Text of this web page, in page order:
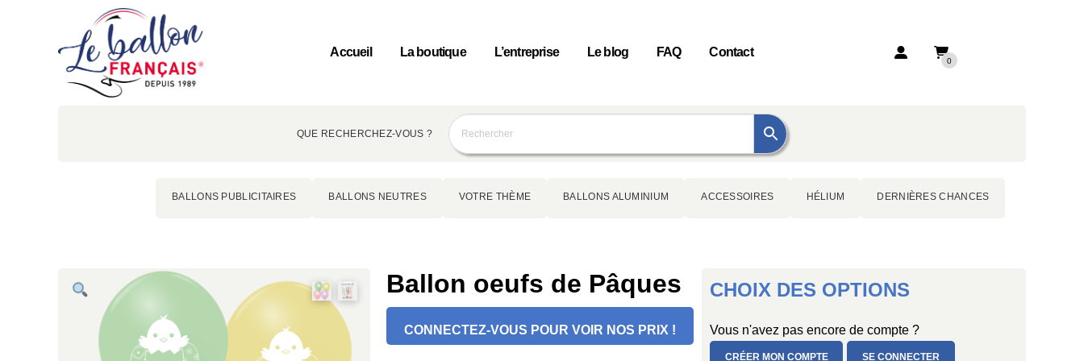
Accueil La boutique L’entreprise Le blog FAQ Contact
0
QUE RECHERCHEZ-VOUS ?
BALLONS PUBLICITAIRES BALLONS NEUTRES VOTRE THÈME BALLONS ALUMINIUM ACCESSOIRES HÉLIUM DERNIÈRES CHANCES
Ballon oeufs de Pâques
CONNECTEZ-VOUS POUR VOIR NOS PRIX !
CHOIX DES OPTIONS
Vous n'avez pas encore de compte ?
CRÉER MON COMPTE SE CONNECTER